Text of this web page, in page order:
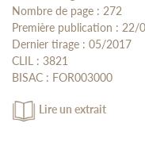
Nombre de page : 272
Première publication : 22/
Dernier tirage : 05/2017
CLIL : 3821
BISAC : FOR003000
Lire un extrait